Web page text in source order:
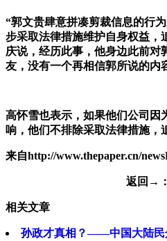
“郭文贵肆意拼凑剪裁信息的行
步采取法律措施维护自身权益，
庆说，经历此事，他身边此前对
友，没有一个再相信郭所说的内
高怀雪也表示，如果他们公司因
响，他们不排除采取法律措施，
来自http://www.thepaper.cn/
返回→：
相关文章
孙政才真相？——中国大陆民